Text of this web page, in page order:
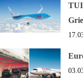
TUI